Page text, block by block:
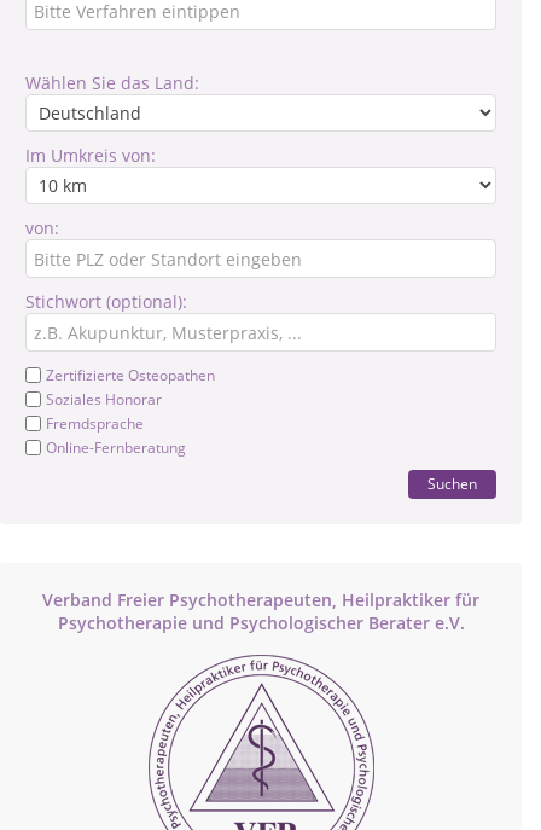
Wählen Sie das Land:
Im Umkreis von:
von:
Stichwort (optional):
Zertifizierte Osteopathen
Soziales Honorar
Fremdsprache
Online-Fernberatung
Suchen
Verband Freier Psychotherapeuten, Heilpraktiker für
Psychotherapie und Psychologischer Berater e.V.